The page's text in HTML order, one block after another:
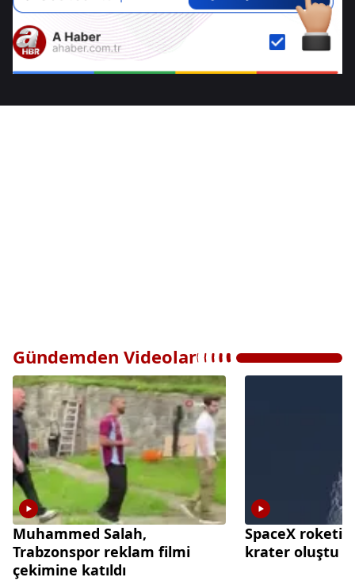
Gündemden Videolar
Muhammed Salah,
Trabzonspor reklam filmi
çekimine katıldı
SpaceX roketi
krater oluştu